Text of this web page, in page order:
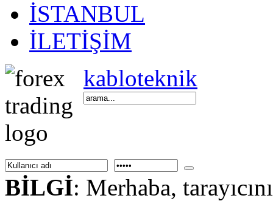
İSTANBUL
İLETİŞİM
kabloteknik
BİLGİ: Merhaba,